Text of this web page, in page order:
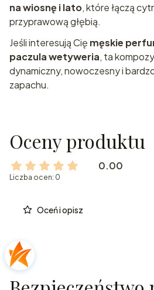
na wiosnę i lato, które łączą
przyprawową głębią.
Jeśli interesują Cię męskie
paczula wetyweria, ta
dynamiczny, nowoczesny i
zapachu.
Oceny produktu
0.00
Liczba ocen: 0
Oceń i opisz